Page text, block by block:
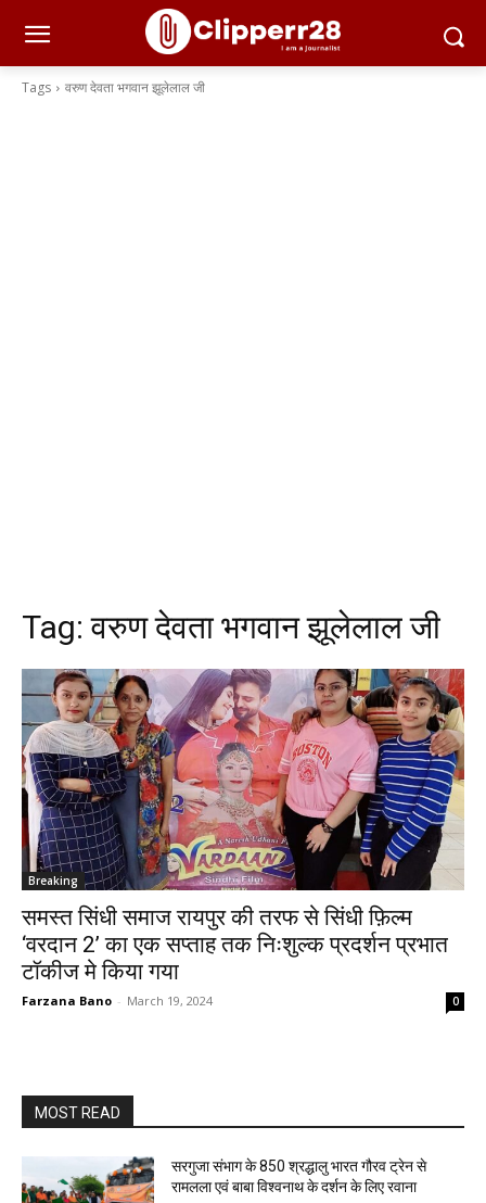
Tags वरुण देवता भगवान झूलेलाल जी
Tag:वरुण देवता भगवान झूलेलाल जी
Breaking
समस्त सिंधी समाज रायपुर की तरफ से सिंधी फ़िल्म
‘वरदान 2’ का एक सप्ताह तक निःशुल्क प्रदर्शन प्रभात
टॉकीज मे किया गया
Farzana Bano - March 19, 2024 0
MOST READ
सरगुजा संभाग के 850 श्रद्धालु भारत गौरव ट्रेन से
रामलला एवं बाबा विश्वनाथ के दर्शन के लिए रवाना